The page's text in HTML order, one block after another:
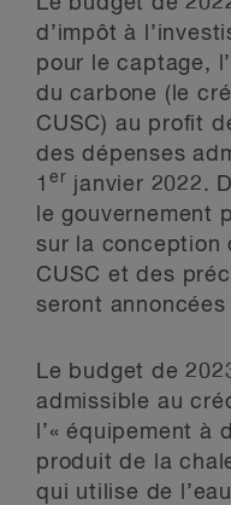
d’impôt à
pour le captage,
du carbone (le
CUSC) au profit
des dépenses
1 er janvier 2022.
le gouvernement
sur la conception
CUSC et des
seront
Le budget de
admissible au
l’« équipement à
produit de la
qui utilise de